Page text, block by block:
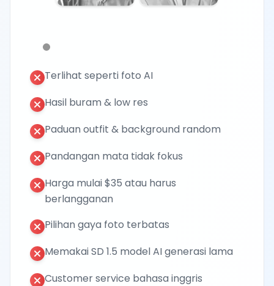
Terlihat seperti foto AI
Hasil buram & low res
Paduan outfit & background random
Pandangan mata tidak fokus
Harga mulai $35 atau harus
berlangganan
Pilihan gaya foto terbatas
Memakai SD 1.5 model AI generasi lama
Customer service bahasa inggris